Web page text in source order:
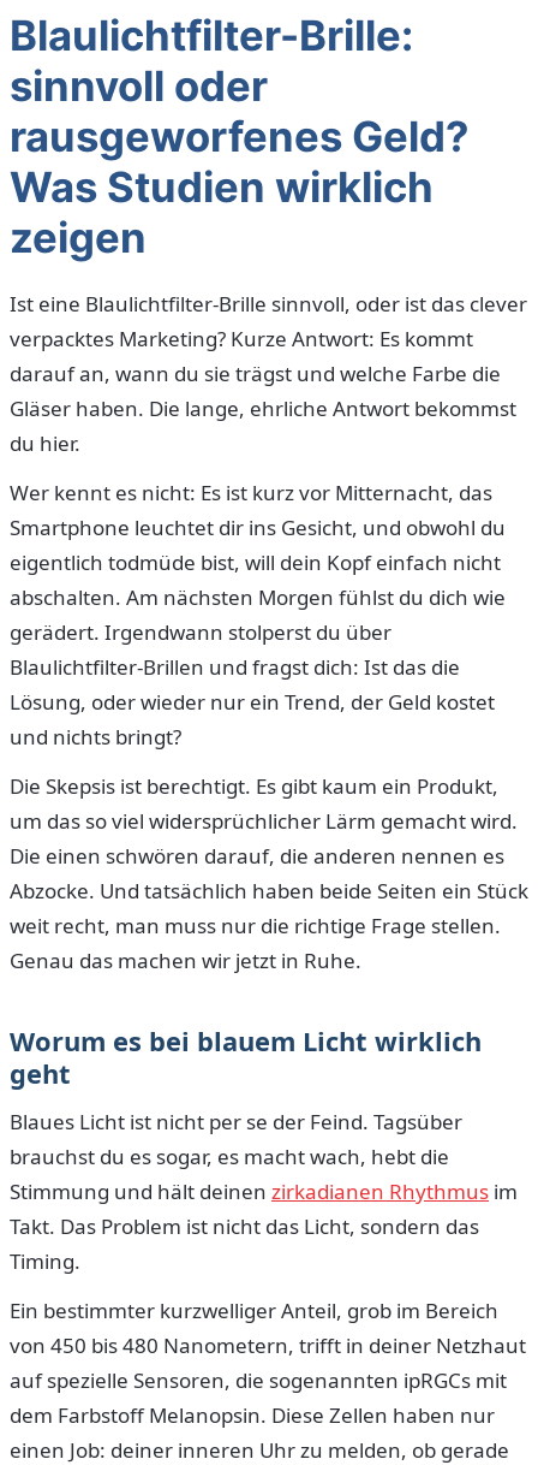
Blaulichtfilter-Brille:
sinnvoll oder
rausgeworfenes Geld?
Was Studien wirklich
zeigen
Ist eine Blaulichtfilter-Brille sinnvoll, oder ist das clever
verpacktes Marketing? Kurze Antwort: Es kommt
darauf an, wann du sie trägst und welche Farbe die
Gläser haben. Die lange, ehrliche Antwort bekommst
du hier.
Wer kennt es nicht: Es ist kurz vor Mitternacht, das
Smartphone leuchtet dir ins Gesicht, und obwohl du
eigentlich todmüde bist, will dein Kopf einfach nicht
abschalten. Am nächsten Morgen fühlst du dich wie
gerädert. Irgendwann stolperst du über
Blaulichtfilter-Brillen und fragst dich: Ist das die
Lösung, oder wieder nur ein Trend, der Geld kostet
und nichts bringt?
Die Skepsis ist berechtigt. Es gibt kaum ein Produkt,
um das so viel widersprüchlicher Lärm gemacht wird.
Die einen schwören darauf, die anderen nennen es
Abzocke. Und tatsächlich haben beide Seiten ein Stück
weit recht, man muss nur die richtige Frage stellen.
Genau das machen wir jetzt in Ruhe.
Worum es bei blauem Licht wirklich
geht
Blaues Licht ist nicht per se der Feind. Tagsüber
brauchst du es sogar, es macht wach, hebt die
Stimmung und hält deinen zirkadianen Rhythmus im
Takt. Das Problem ist nicht das Licht, sondern das
Timing.
Ein bestimmter kurzwelliger Anteil, grob im Bereich
von 450 bis 480 Nanometern, trifft in deiner Netzhaut
auf spezielle Sensoren, die sogenannten ipRGCs mit
dem Farbstoff Melanopsin. Diese Zellen haben nur
einen Job: deiner inneren Uhr zu melden, ob gerade